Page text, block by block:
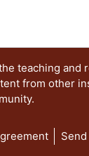
teaching and
from other